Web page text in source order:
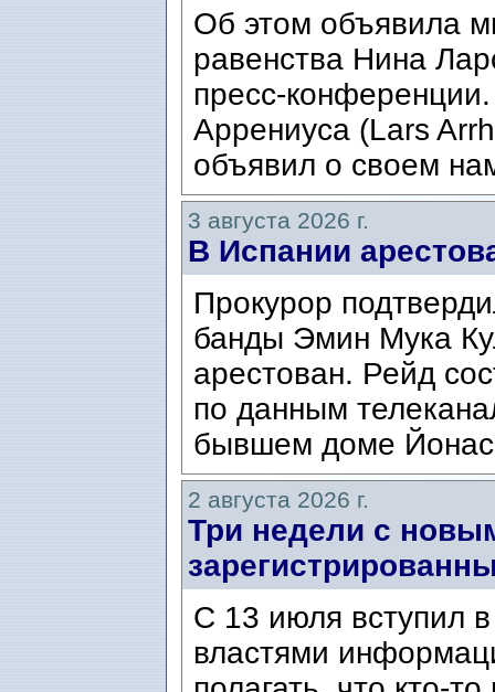
Об этом объявила
равенства Нина
пресс-
Аррениуса (Lars
объявил о своем
3 августа 2026 г.
В Испании
Прокурор
банды Эмин Мука
арестован. Рейд
по данным
бывшем доме
2 августа 2026 г.
Три недели с
С 13 июля вступил
властями